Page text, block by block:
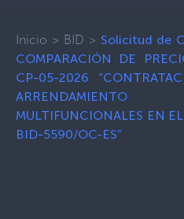
Inicio > BID > Solicitud de
COMPARACIÓN DE
CP-05-2026
MULTIFUNCIONALES EN
BID-5590/OC-ES”